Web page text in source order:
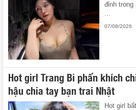
đỉnh trong
...
07/08/2026
Hot girl Trang Bi phấn khích
hậu chia tay bạn trai Nhật
Hot girl